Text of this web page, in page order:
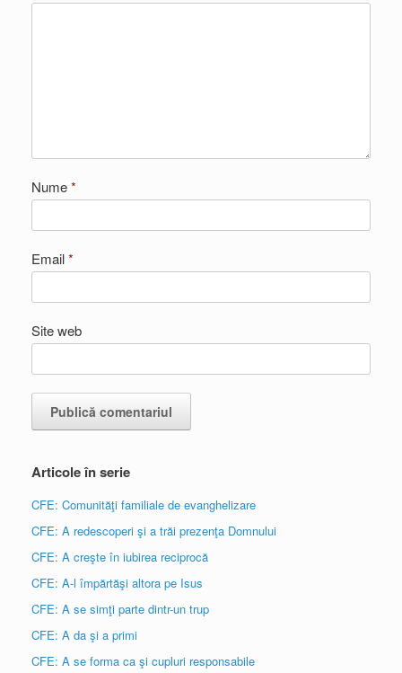
Nume*
Email*
Site web
Articole în serie
CFE: Comunităţi familiale de evanghelizare
CFE: A redescoperi şi a trăi prezenţa Domnului
CFE: A creşte în iubirea reciprocă
CFE: A-l împărtăşi altora pe Isus
CFE: A se simţi parte dintr-un trup
CFE: A da şi a primi
CFE: A se forma ca şi cupluri responsabile